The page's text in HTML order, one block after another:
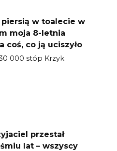
piersią w toalecie w
moja 8-letnia
coś, co ją uciszyło
000 stóp Krzyk
przestał
lat – wszyscy